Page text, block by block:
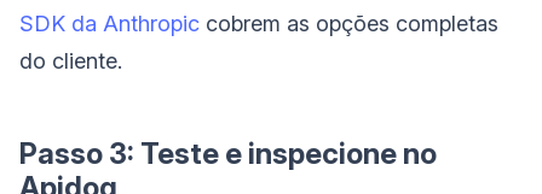
SDK da Anthropic cobrem as opções completas
do cliente.
Passo 3: Teste e inspecione no